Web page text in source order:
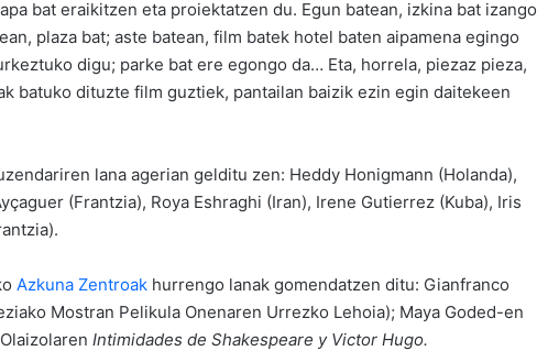
bat eraikitzen eta proiektatzen du. Egun batean, izkina bat izango
plaza bat; aste batean, film batek hotel baten aipamena egingo
digu; parke bat ere egongo da… Eta, horrela, piezaz pieza,
batuko dituzte film guztiek, pantailan baizik ezin egin daitekeen
lana agerian gelditu zen: Heddy Honigmann (Holanda),
(Frantzia), Roya Eshraghi (Iran), Irene Gutierrez (Kuba), Iris
Azkuna Zentroak hurrengo lanak gomendatzen ditu: Gianfranco
Mostran Pelikula Onenaren Urrezko Lehoia); Maya Goded-en
Intimidades de Shakespeare y Victor Hugo.